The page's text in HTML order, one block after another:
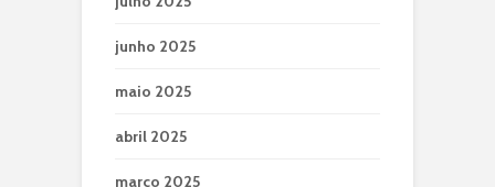
junho 2025
maio 2025
abril 2025
março 2025